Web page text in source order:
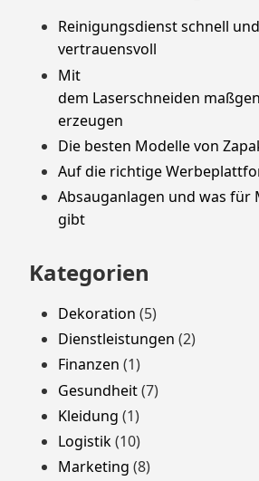
Reinigungsdienst schnell und
vertrauensvoll
Mit
dem Laserschneiden
erzeugen
Die besten Modelle von
Auf die richtige
Absauganlagen und was für
gibt
Kategorien
Dekoration (5)
Dienstleistungen (2)
Finanzen (1)
Gesundheit(7)
Kleidung (1)
Logistik(10)
Marketing (8)